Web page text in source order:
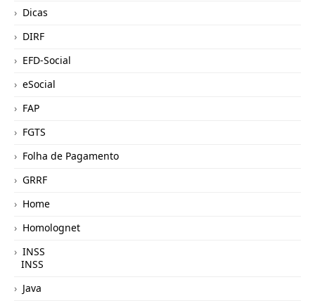
Dicas
DIRF
EFD-Social
eSocial
FAP
FGTS
Folha de Pagamento
GRRF
Home
Homolognet
INSS
INSS
Java